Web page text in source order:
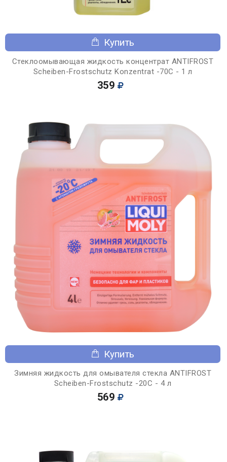
Купить
Стеклоомывающая жидкость концентрат ANTIFROST
Scheiben-Frostschutz Konzentrat -70С - 1 л
359
Купить
Зимняя жидкость для омывателя стекла ANTIFROST
Scheiben-Frostschutz -20С - 4 л
569